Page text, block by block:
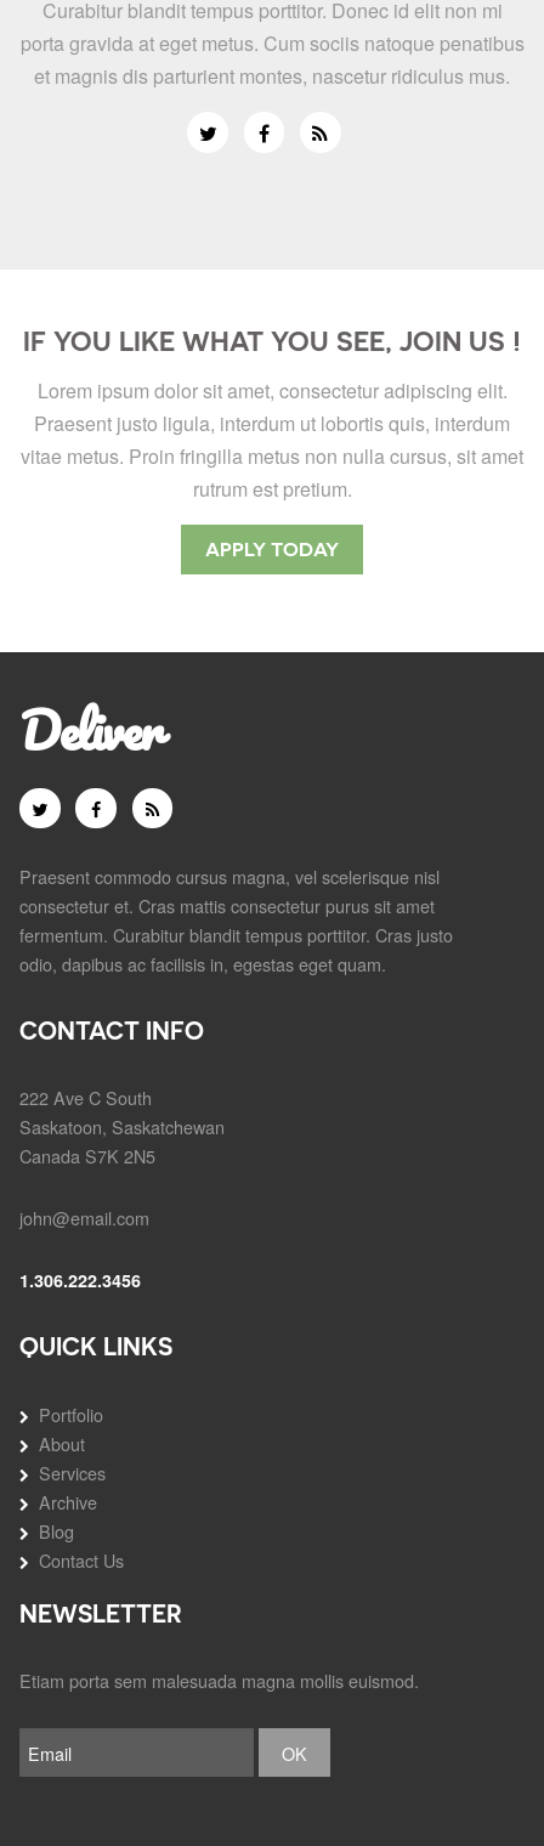
Curabitur blandit tempus porttitor. Donec id elit non mi
porta gravida at eget metus. Cum sociis natoque penatibus
et magnis dis parturient montes, nascetur ridiculus mus.
IF YOU LIKE WHAT YOU SEE, JOIN US !
Lorem ipsum dolor sit amet, consectetur adipiscing elit.
Praesent justo ligula, interdum ut lobortis quis, interdum
vitae metus. Proin fringilla metus non nulla cursus, sit amet
rutrum est pretium.
APPLY TODAY
Deliver
Praesent commodo cursus magna, vel scelerisque nisl
consectetur et. Cras mattis consectetur purus sit amet
fermentum. Curabitur blandit tempus porttitor. Cras justo
odio, dapibus ac facilisis in, egestas eget quam.
CONTACT INFO
222 Ave C South
Saskatoon, Saskatchewan
Canada S7K 2N5
john@email.com
1.306.222.3456
QUICK LINKS
Portfolio
About
Services
Archive
Blog
Contact Us
NEWSLETTER
Etiam porta sem malesuada magna mollis euismod.